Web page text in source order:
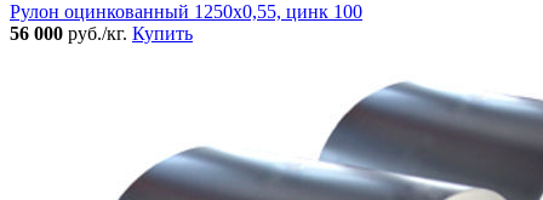
Рулон оцинкованный 1250х0,55, цинк 100
56 000 руб./кг. Купить